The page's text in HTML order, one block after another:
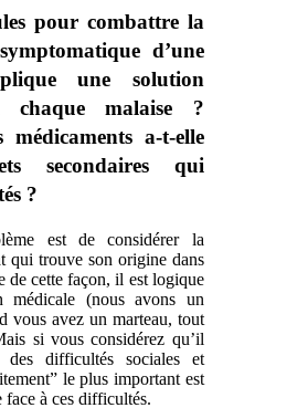
pour combattre la
d’une
une solution
chaque malaise ?
a-t-elle
secondaires qui
?
est de considérer la
qui trouve son origine dans
de cette façon, il est logique
médicale (nous avons un
vous avez un marteau, tout
si vous considérez qu’il
des difficultés sociales et
le plus important est
face à ces difficultés.